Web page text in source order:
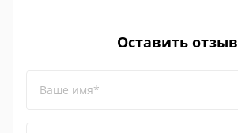
Оставить отзыв
Ваше имя*